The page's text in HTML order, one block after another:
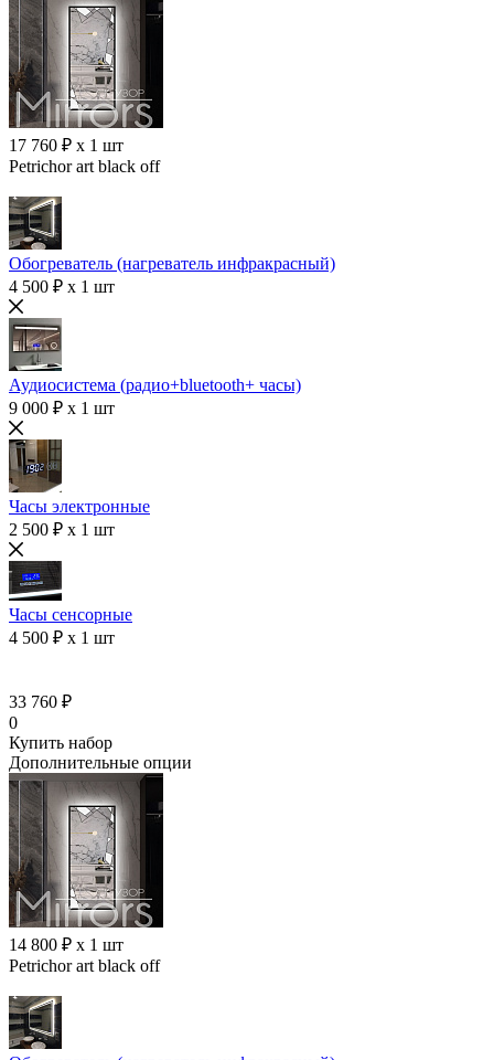
17 760 ₽ x 1 шт
Petrichor art black off
Обогреватель (нагреватель инфракрасный)
4 500 ₽ x 1 шт
Аудиосистема (радио+bluetooth+ часы)
9 000 ₽ x 1 шт
Часы электронные
2 500 ₽ x 1 шт
Часы сенсорные
4 500 ₽ x 1 шт
33 760 ₽
0
Купить набор
Дополнительные опции
14 800 ₽ x 1 шт
Petrichor art black off